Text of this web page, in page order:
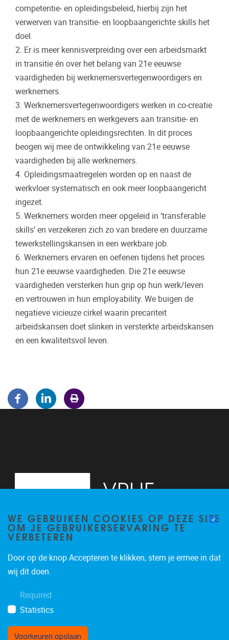
competentie- en opleidingsbeleid, hierbij zijn het
verwerven van transitie- en loopbaangerichte skills het
doel.
2. Er is meer kennisverpreiding over een arbeidsmarkt
in transitie én over het belang van 21e eeuwse
vaardigheden bij werknemersvertegenwoordigers en
werknemers.
3. Werknemersvertegenwoordigers werken in co-creatie
met de werknemers en werkgevers aan transitie- en
loopbaangerichte opleidingsrechten. In dit proces
beogen wij mee de ontwikkeling van 21e eeuwse
vaardigheden bij alle werknemers.
4. Opleidingsmaatregelen worden op en naast de
werkvloer systematisch en ook meer loopbaangericht
ingezet.
5. Werknemers worden meer opgeleid in ‘transferable
skills’ en verzekeren zich zo van bredere en duurzame
tewerkstellingskansen in een werkbare job.
6. Werknemers ervaren en oefenen tijdens het proces
hun 21e eeuwse vaardigheden. Die 21e eeuwse
vaardigheden versterken hun grip op hun werk/leven
en vertrouwen in hun employability. We buigen de
negatieve vicieuze cirkel waarin precariteit
arbeidskansen doet slinken in versterkte arbeidskansen
en een kwaliteitsvol leven.
WE GEBRUIKEN COOKIES OP DEZE SITE
OM JE GEBRUIKERSERVARING TE
VERBETEREN
Door op de knop Accepteren te klikken, stem je ermee in dat
wij dit doen.
Required
Statistics
Voorkeuren opslaan